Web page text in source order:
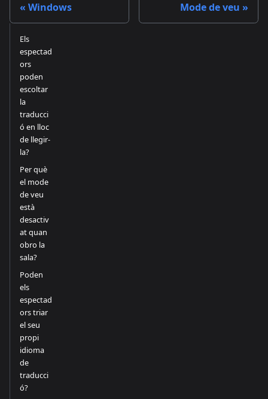
Windows Mode de veu
Els
espectad
ors
poden
escoltar
la
traducci
ó en lloc
de llegir-
la?
Per què
el mode
de veu
està
desactiv
at quan
obro la
sala?
Poden
els
espectad
ors triar
el seu
propi
idioma
de
traducci
ó?